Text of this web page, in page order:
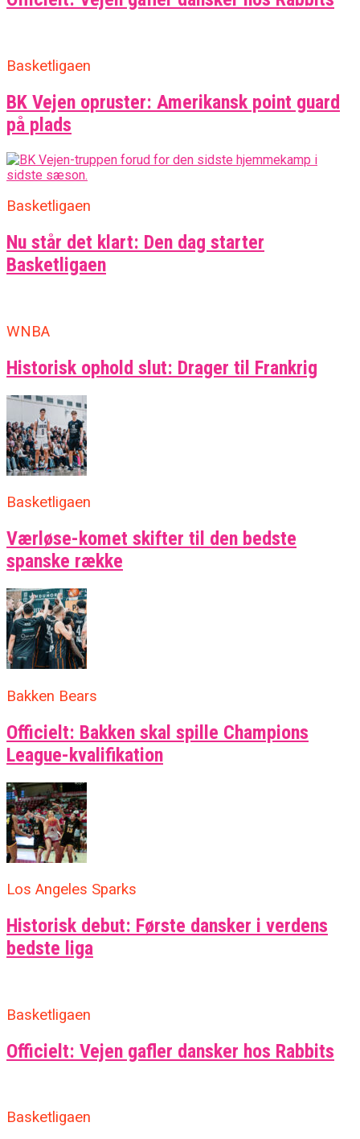
Basketligaen
BK Vejen opruster: Amerikansk point guard
på plads
Basketligaen
Nu står det klart: Den dag starter
Basketligaen
WNBA
Historisk ophold slut: Drager til Frankrig
Basketligaen
Værløse-komet skifter til den bedste
spanske række
Bakken Bears
Officielt: Bakken skal spille Champions
League-kvalifikation
Los Angeles Sparks
Historisk debut: Første dansker i verdens
bedste liga
Basketligaen
Officielt: Vejen gafler dansker hos Rabbits
Basketligaen